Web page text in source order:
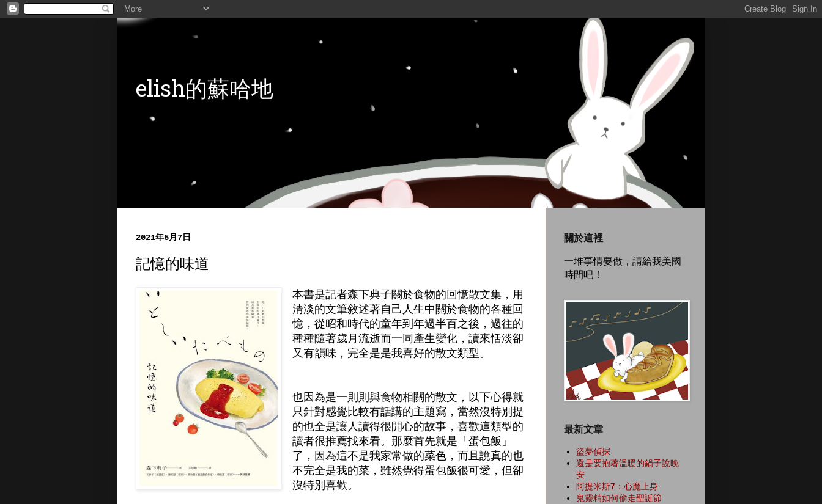
elish的蘇哈地
2021年5月7日
記憶的味道
本書是記者森下典子關於食物的回憶散文集，用
清淡的文筆敘述著自己人生中關於食物的各種回
憶，從昭和時代的童年到年過半百之後，過往的
種種隨著歲月流逝而一同產生變化，讀來恬淡卻
又有韻味，完全是是我喜好的散文類型。
也因為是一則則與食物相關的散文，以下心得就
只針對感覺比較有話講的主題寫，當然沒特別提
的也全是讓人讀得很開心的故事，喜歡這類型的
讀者很推薦找來看。那麼首先就是「蛋包飯」
了，因為這不是我家常做的菜色，而且說真的也
不完全是我的菜，雖然覺得蛋包飯很可愛，但卻
沒特別喜歡。
關於這裡
一堆事情要做，請給我美國
時間吧！
最新文章
盜夢偵探
還是要抱著溫暖的鍋子說晚
安
阿提米斯7：心魔上身
鬼靈精如何偷走聖誕節